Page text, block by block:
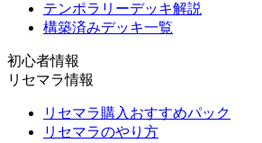
テンポラリーデッキ解説
構築済みデッキ一覧
初心者情報
リセマラ情報
リセマラ購入おすすめパック
リセマラのやり方